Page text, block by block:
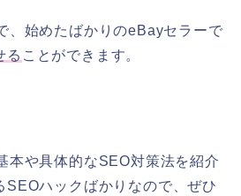
、始めたばかりのeBayセラーで
る ことができます。
本や具体的なSEO対策法を紹介
SEOハックばかりなので、ぜひ